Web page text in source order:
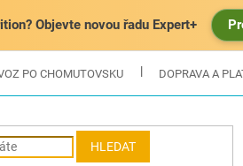
Objevte novou řadu Expert+
PO CHOMUTOVSKU DOPRAVA A
HLEDAT